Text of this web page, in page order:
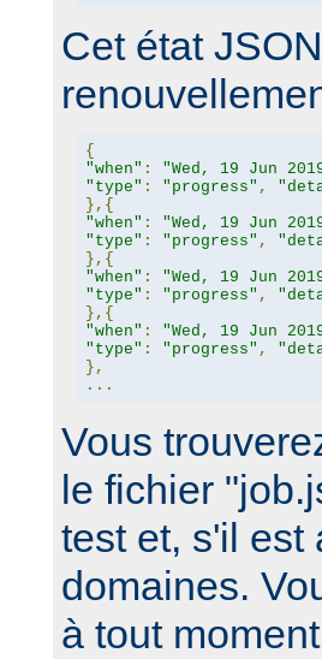
Cet état
{
"when" : "Wed, 19 Jun
"type" : "progress" ,
},{
"when" : "Wed, 19 Jun
"type" : "progress" ,
},{
"when" : "Wed, 19 Jun
"type" : "progress" ,
},{
"when" : "Wed, 19 Jun
"type" : "progress" ,
},
...
Vous
le fichier
test et, s'il est
domaines.
à tout